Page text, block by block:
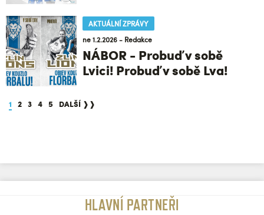
AKTUÁLNÍ ZPRÁVY
ne 1.2.2026 - Redakce
NÁBOR - Probuď v sobě
Lvici! Probuď v sobě Lva!
1 2 3 4 5 DALŠÍ ❱❱
HLAVNÍ PARTNEŘI